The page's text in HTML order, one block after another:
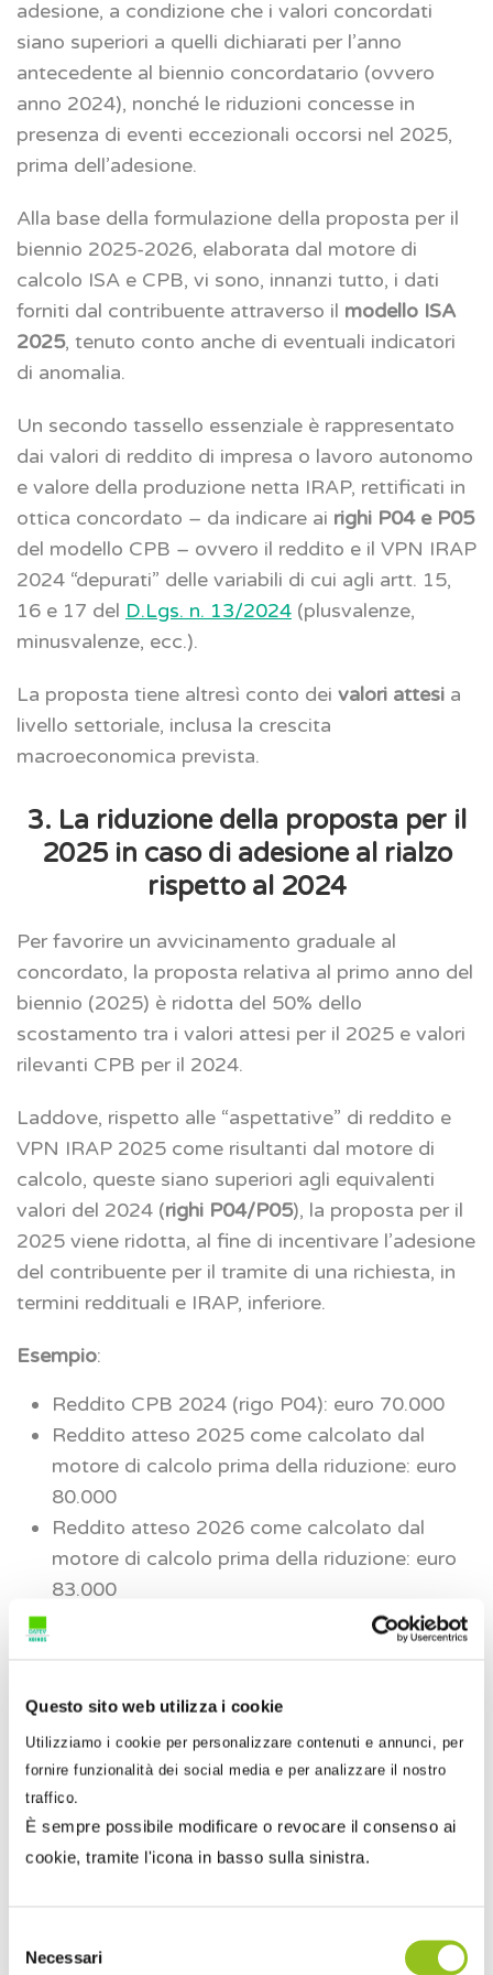
Questo sito web utilizza i cookie
Utilizziamo i cookie per personalizzare contenuti e annunci, per
fornire funzionalità dei social media e per analizzare il nostro
traffico.
È sempre possibile modificare o revocare il consenso ai
cookie, tramite l'icona in basso sulla sinistra.
delNecessari
adesione, a condizione che i valori concordati
siano superiori a quelli dichiarati per l’anno
antecedente al biennio concordatario (ovvero
anno 2024), nonché le riduzioni concesse in
presenza di eventi eccezionali occorsi nel 2025,
prima dell’adesione.
Alla base della formulazione della proposta per il
biennio 2025-2026, elaborata dal motore di
calcolo ISA e CPB, vi sono, innanzi tutto, i dati
forniti dal contribuente attraverso il modello ISA
2025, tenuto conto anche di eventuali indicatori
di anomalia.
Un secondo tassello essenziale è rappresentato
dai valori di reddito di impresa o lavoro autonomo
e valore della produzione netta IRAP, rettificati in
ottica concordato – da indicare ai righi P04 e P05
del modello CPB – ovvero il reddito e il VPN IRAP
2024 “depurati” delle variabili di cui agli artt. 15,
16 e 17 del D.Lgs. n. 13/2024 (plusvalenze,
minusvalenze, ecc.).
La proposta tiene altresì conto dei valori attesi a
livello settoriale, inclusa la crescita
macroeconomica prevista.
3. La riduzione della proposta per il
2025 in caso di adesione al rialzo
rispetto al 2024
Per favorire un avvicinamento graduale al
concordato, la proposta relativa al primo anno del
biennio (2025) è ridotta del 50% dello
scostamento tra i valori attesi per il 2025 e valori
rilevanti CPB per il 2024.
Laddove, rispetto alle “aspettative” di reddito e
VPN IRAP 2025 come risultanti dal motore di
calcolo, queste siano superiori agli equivalenti
valori del 2024 (righi P04/P05), la proposta per il
2025 viene ridotta, al fine di incentivare l’adesione
del contribuente per il tramite di una richiesta, in
termini reddituali e IRAP, inferiore.
Esempio:
Reddito CPB 2024 (rigo P04): euro 70.000
Reddito atteso 2025 come calcolato dal
motore di calcolo prima della riduzione: euro
80.000
Reddito atteso 2026 come calcolato dal
motore di calcolo prima della riduzione: euro
83.000
Scostamento 2025 vs/2024: euro 10.000
Riduzione: 50% di euro 10.000 = euro 5.000
= euro 70.000 + euro 5.000 = euro 75.000
Osserva– Si osservi che la proposta per il 2026
non gode della riduzione, e quindi resta ferma a
euro 83.000.